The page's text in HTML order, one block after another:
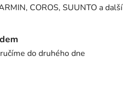
COROS, SUUNTO a další
do druhého dne